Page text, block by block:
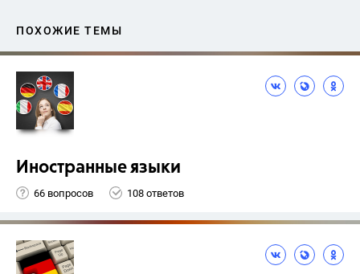
ПОХОЖИЕ ТЕМЫ
Иностранные языки
66 вопросов 108 ответов